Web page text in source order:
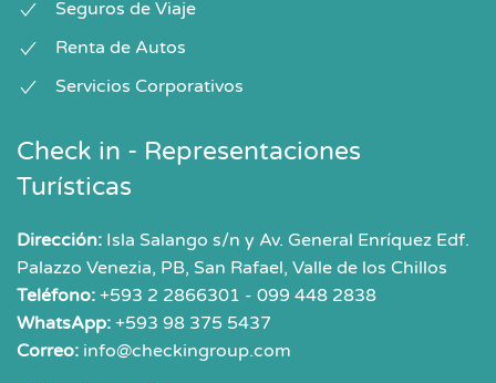
Seguros de Viaje
Renta de Autos
Servicios Corporativos
Check in - Representaciones
Turísticas
Dirección: Isla Salango s/n y Av. General Enríquez Edf.
Palazzo Venezia, PB, San Rafael, Valle de los Chillos
Teléfono: +593 2 2866301 - 099 448 2838
WhatsApp: +593 98 375 5437
Correo: info@checkingroup.com